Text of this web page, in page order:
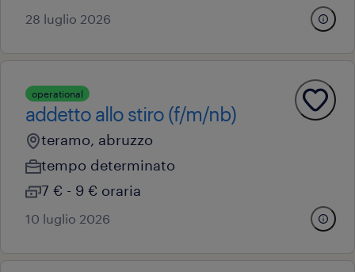
28 luglio 2026
operational
addetto allo stiro (f/m/nb)
teramo, abruzzo
tempo determinato
7 € - 9 € oraria
10 luglio 2026